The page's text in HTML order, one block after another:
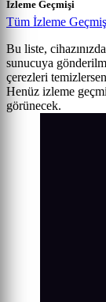
İzleme Geçmişi
Tüm İzleme
Bu liste,
sunucuya
çerezleri
Henüz izleme
görünecek.